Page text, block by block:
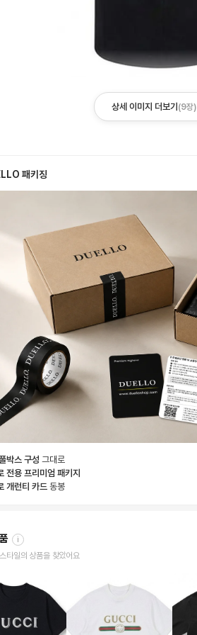
상세 이미지 더보기 (9장)
패키징
박스 구성 그대로
전용 프리미엄 패키지
개런티 카드 동봉
i
타일의 상품을 찾았어요